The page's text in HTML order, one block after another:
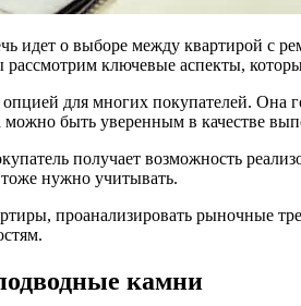
идет о выборе между квартирой
ключевые аспекты,
опцией для многих покупателей.
быть уверенным в качестве
получает возможность
нужно учитывать.
проанализировать рыночные
камни